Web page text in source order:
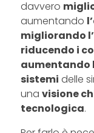
davvero
aumentando
migliorando
riducendo i
sistemi delle
una visione
tecnologica.